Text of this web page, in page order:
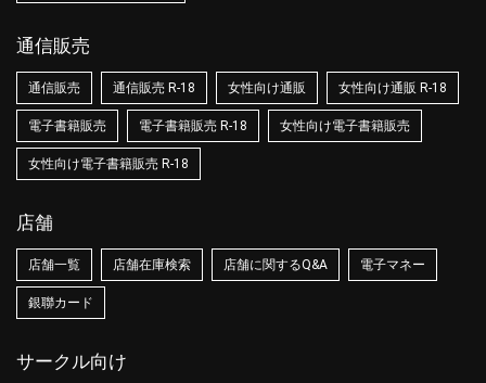
通信販売
通信販売 通信販売 R-18 女性向け通販 女性向け通販 R-18
電子書籍販売 電子書籍販売 R-18 女性向け電子書籍販売
女性向け電子書籍販売 R-18
店舗
店舗一覧 店舗在庫検索 店舗に関するQ&A 電子マネー
銀聯カード
サークル向け